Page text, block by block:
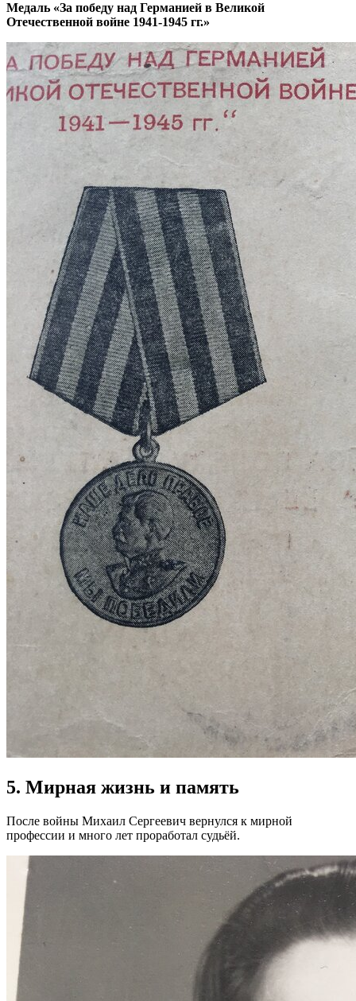
Медаль «За победу над Германией в Великой
Отечественной войне 1941-1945 гг.»
5. Мирная жизнь и память
После войны Михаил Сергеевич вернулся к мирной
профессии и много лет проработал судьёй.